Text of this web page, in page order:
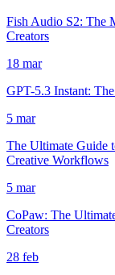
Fish Audio S2: The
Creators
18 mar
GPT-5.3 Instant:
5 mar
The Ultimate Guide
Creative Workflows
5 mar
CoPaw: The
Creators
28 feb